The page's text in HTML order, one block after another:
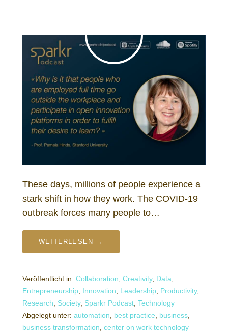
These days, millions of people experience a
stark shift in how they work. The COVID-19
outbreak forces many people to…
WEITERLESEN →
Veröffentlicht in: Collaboration Creativity, Data
Entrepreneurship Innovation Leadership Productivity,
Research
Society, Sparkr Podcast Technology
Abgelegt unter: automation best practice business
business transformation center on work technology